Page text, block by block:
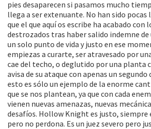
pies desaparecen si pasamos mucho
llega a ser extenuante. No han sido pocas
que el que aquí os escribe ha acabado con
destrozados tras haber salido indemne
un solo punto de vida y justo en ese
empiezas a curarte, ser atravesado por
cae del techo, o deglutido por una planta
avisa de su ataque con apenas un segundo
esto es sólo un ejemplo de la enorme
que se nos plantean, ya que con cada
vienen nuevas amenazas, nuevas
desafíos. Hollow Knight es justo, siempre
pero no perdona. Es un juez severo pero